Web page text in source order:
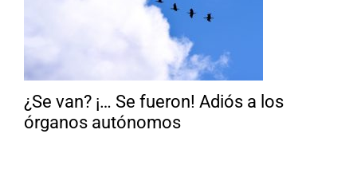
¿Se van? ¡… Se fueron! Adiós a los
órganos autónomos